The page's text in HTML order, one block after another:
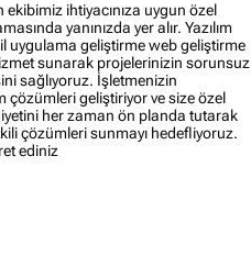
ihtiyacınıza uygun özel
yanınızda yer alır. Yazılım
uygulama geliştirme web geliştirme
sunarak projelerinizin sorunsuz
sağlıyoruz. İşletmenizin
çözümleri geliştiriyor ve size özel
her zaman ön planda tutarak
çözümleri sunmayı hedefliyoruz.
ediniz